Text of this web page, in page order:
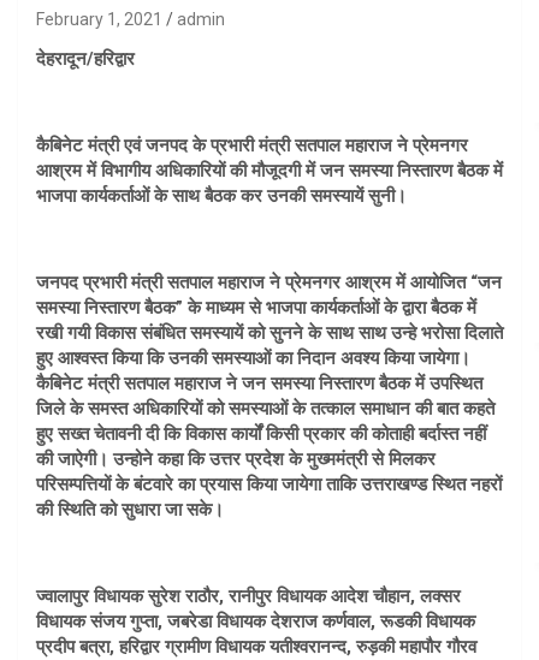
February 1, 2021 admin
देहरादून/हरिद्वार
कैबिनेट मंत्री एवं जनपद के प्रभारी मंत्री सतपाल महाराज ने प्रेमनगर
आश्रम में विभागीय अधिकारियों की मौजूदगी में जन समस्या निस्तारण बैठक में
भाजपा कार्यकर्ताओं के साथ बैठक कर उनकी समस्यायें सुनी।
जनपद प्रभारी मंत्री सतपाल महाराज ने प्रेमनगर आश्रम में आयोजित “जन
समस्या निस्तारण बैठक” के माध्यम से भाजपा कार्यकर्ताओं के द्वारा बैठक में
रखी गयी विकास संबंधित समस्यायें को सुनने के साथ साथ उन्हे भरोसा दिलाते
हुए आश्वस्त किया कि उनकी समस्याओं का निदान अवश्य किया जायेगा।
कैबिनेट मंत्री सतपाल महाराज ने जन समस्या निस्तारण बैठक में उपस्थित
जिले के समस्त अधिकारियों को समस्याओं के तत्काल समाधान की बात कहते
हुए सख्त चेतावनी दी कि विकास कार्यों किसी प्रकार की कोताही बर्दास्त नहीं
की जाऐगी। उन्होने कहा कि उत्तर प्रदेश के मुख्ममंत्री से मिलकर
परिसम्पत्तियों के बंटवारे का प्रयास किया जायेगा ताकि उत्तराखण्ड स्थित नहरों
की स्थिति को सुधारा जा सके।
ज्वालापुर विधायक सुरेश राठौर, रानीपुर विधायक आदेश चौहान, लक्सर
विधायक संजय गुप्ता, जबरेडा विधायक देशराज कर्णवाल, रूडकी विधायक
प्रदीप बत्रा, हरिद्वार ग्रामीण विधायक यतीश्वरानन्द, रुड़की महापौर गौरव